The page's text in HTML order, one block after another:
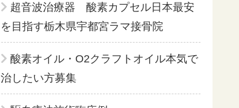
超音波治療器 酸素カプセル日本最安
を目指す栃木県宇都宮ラマ接骨院
酸素オイル・O2クラフトオイル本気で
治したい方募集